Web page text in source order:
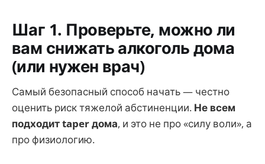
Шаг 1. Проверьте, можно ли
вам снижать алкоголь дома
(или нужен врач)
Самый безопасный способ начать — честно
оценить риск тяжелой абстиненции. Не всем
подходит taper дома, и это не про «силу воли», а
про физиологию.